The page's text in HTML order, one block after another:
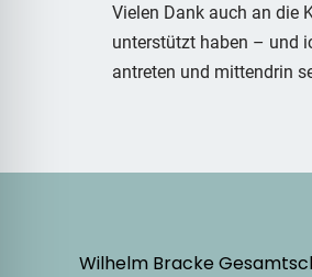
Vielen Dank auch an die
unterstützt haben – und
antreten und mittendrin
Wilhelm Bracke